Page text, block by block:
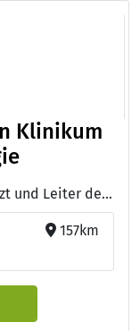
Klinikum
Ärzte: Prof. Dr. Jürgen Krauter, Chefarzt und Leiter der Hämatologie & Onkologie
157km